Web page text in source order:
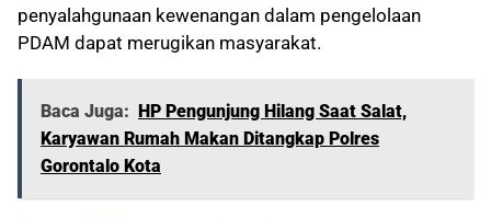
penyalahgunaan kewenangan dalam pengelolaan
PDAM dapat merugikan masyarakat.
Baca Juga: HP Pengunjung Hilang Saat Salat,
Karyawan Rumah Makan Ditangkap Polres
Gorontalo Kota